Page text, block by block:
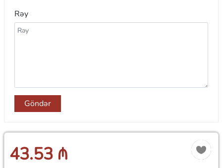
Rəy
Göndər
43.53 ₼